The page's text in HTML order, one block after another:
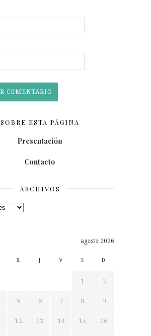
SOBRE ESTA PÁGINA
Presentación
Contacto
ARCHIVOS
agosto 2026
X J V S D
1 2
5 6 7 8 9
12 13 14 15 16